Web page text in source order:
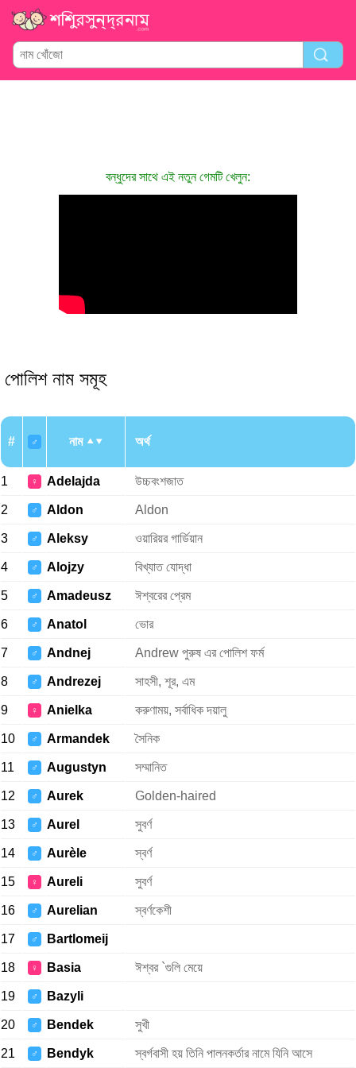
বন্ধুদের সাথে এই নতুন গেমটি খেলুন:
পোলিশ নাম সমূহ
# ♂ নাম অর্থ
1 ♀ Adelajda উচ্চবংশজাত
2 ♂ Aldon Aldon
3 ♂ Aleksy ওয়ারিয়র গার্ডিয়ান
4 ♂ Alojzy বিখ্যাত যোদ্ধা
5 ♂ Amadeusz ঈশ্বরের প্রেম
6 ♂ Anatol ভোর
7 ♂ Andnej Andrew পুরুষ এর পোলিশ ফর্ম
8 ♂ Andrezej সাহসী, শূর, এম
9 ♀ Anielka করুণাময়, সর্বাধিক দয়ালু
10 ♂ Armandek সৈনিক
11 ♂ Augustyn সম্মানিত
12 ♂ Aurek Golden-haired
13 ♂ Aurel সুবর্ণ
14 ♂ Aurèle স্বর্ণ
15 ♀ Aureli সুবর্ণ
16 ♂ Aurelian স্বর্ণকেশী
17 ♂ Bartlomeij
18 ♀ Basia ঈশ্বর `গুলি মেয়ে
19 ♂ Bazyli
20 ♂ Bendek সুখী
21 ♂ Bendyk স্বর্গবাসী হয় তিনি পালনকর্তার নামে যিনি আসে